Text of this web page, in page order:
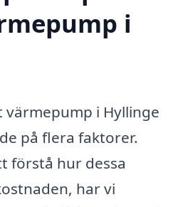
i
i Hyllinge
på flera faktorer.
förstå hur dessa
har vi